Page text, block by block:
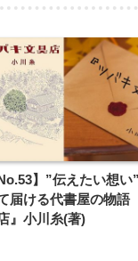
No.53】”伝えたい想
届ける代書屋の物語
』小川糸(著)